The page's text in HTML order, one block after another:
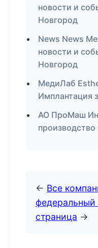
новости и
Новгород
News News
новости и
Новгород
МедиЛаб
Имплантация
АО ПроМаш
производство
← Все
федеральный
страница →